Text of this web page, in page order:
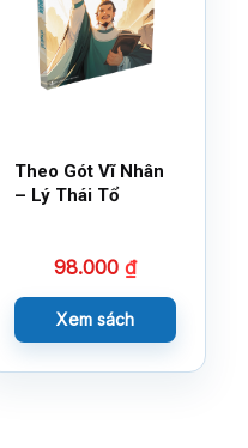
Theo Gót Vĩ Nhân
– Lý Thái Tổ
98.000 ₫
Xem sách